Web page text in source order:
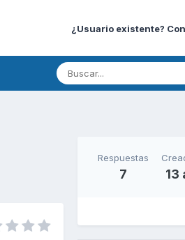
¿Usuario existente?
Respuestas
7 13